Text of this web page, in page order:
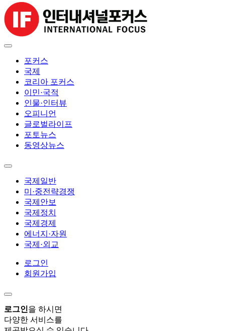
포커스
국제
코리아 포커스
이민·국적
인물·인터뷰
오피니언
글로벌라이프
포토뉴스
동영상뉴스
국제일반
미·중전략경쟁
국제안보
국제정치
국제경제
에너지·자원
국제·외교
로그인
회원가입
로그인을 하시면
다양한 서비스를